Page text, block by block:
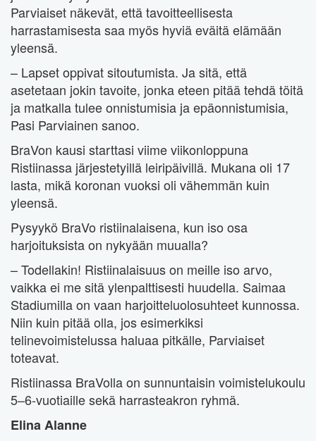
Parviaiset näkevät, että tavoitteellisesta
harrastamisesta saa myös hyviä eväitä elämään
yleensä.
– Lapset oppivat sitoutumista. Ja sitä, että
asetetaan jokin tavoite, jonka eteen pitää tehdä töitä
ja matkalla tulee onnistumisia ja epäonnistumisia,
Pasi Parviainen sanoo.
BraVon kausi starttasi viime viikonloppuna
Ristiinassa järjestetyillä leiripäivillä. Mukana oli 17
lasta, mikä koronan vuoksi oli vähemmän kuin
yleensä.
Pysyykö BraVo ristiinalaisena, kun iso osa
harjoituksista on nykyään muualla?
– Todellakin! Ristiinalaisuus on meille iso arvo,
vaikka ei me sitä ylenpalttisesti huudella. Saimaa
Stadiumilla on vaan harjoitteluolosuhteet kunnossa.
Niin kuin pitää olla, jos esimerkiksi
telinevoimistelussa haluaa pitkälle, Parviaiset
toteavat.
Ristiinassa BraVolla on sunnuntaisin voimistelukoulu
5–6-vuotiaille sekä harrasteakron ryhmä.
Elina Alanne